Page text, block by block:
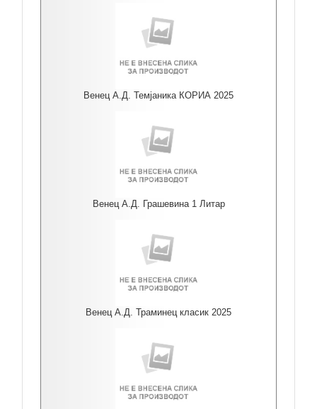
Венец А.Д. Темјаника КОРИА 2025
Венец А.Д. Грашевина 1 Литар
Венец А.Д. Траминец класик 2025